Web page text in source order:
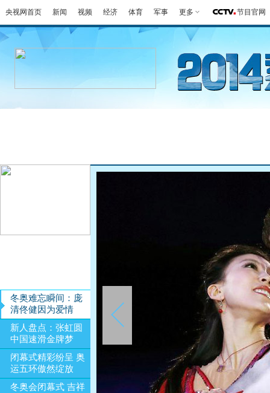
央视网首页 新闻 视频 经济 体育 军事 更多 节目官网
冬奥难忘瞬间：庞
清佟健因为爱情
新人盘点：张虹圆
中国速滑金牌梦
闭幕式精彩纷呈 奥
运五环傲然绽放
冬奥会闭幕式 吉祥